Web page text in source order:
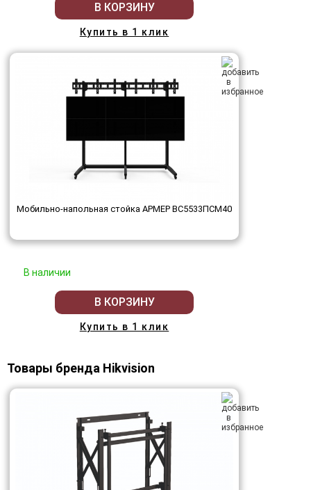
В КОРЗИНУ
Купить в 1 клик
Мобильно-напольная стойка АРМЕР ВС5533ПСМ40
В наличии
В КОРЗИНУ
Купить в 1 клик
Товары бренда Hikvision